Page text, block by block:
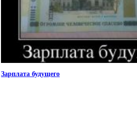
Зарплата будущего